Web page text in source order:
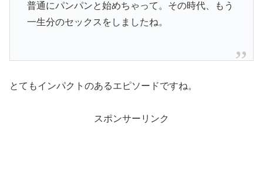
普通にパンパンと始めちゃって。その時代、もう
一生分のセックスをしましたね。
とてもインパクトのあるエピソードですね。
スポンサーリンク